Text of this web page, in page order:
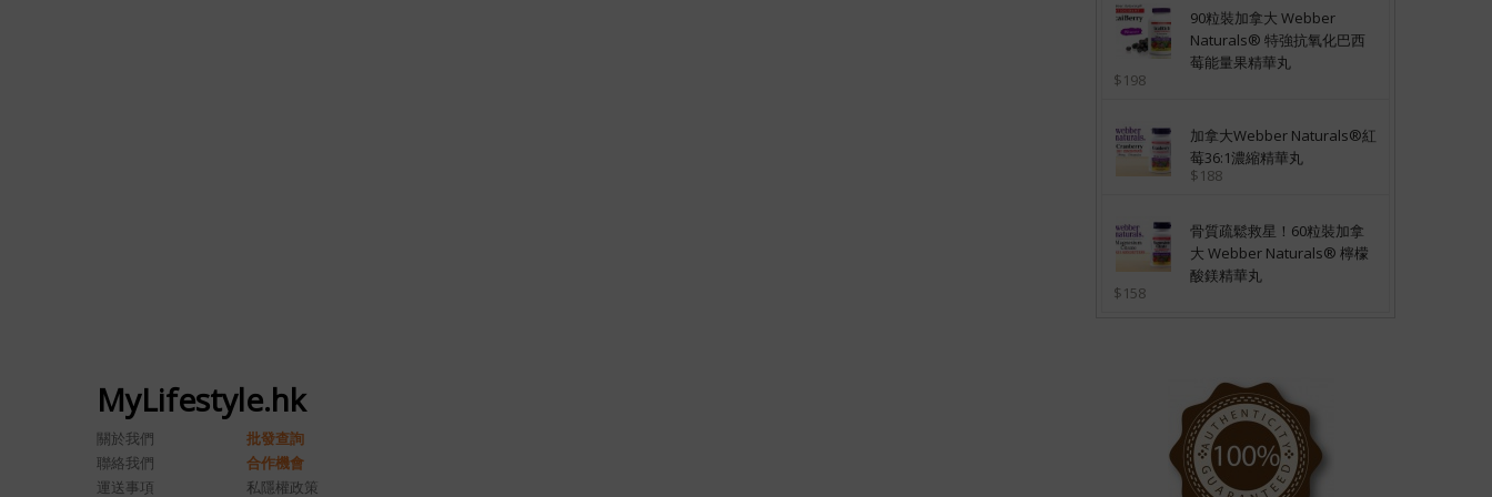
90粒裝加拿大 Webber
Naturals® 特強抗氧化巴西
莓能量果精華丸
$198
加拿大Webber Naturals®紅
莓36:1濃縮精華丸
$188
骨質疏鬆救星！60粒裝加拿
大 Webber Naturals® 檸檬
酸鎂精華丸
$158
MyLifestyle.hk
關於我們
批發查詢
聯絡我們
合作機會
運送事項
私隱權政策